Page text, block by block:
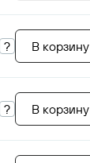
? В корзину
? В корзину